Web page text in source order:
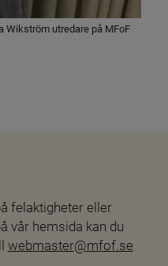
Wikström utredare på MFoF
felaktigheter eller
vår hemsida kan du
webmaster@mfof.se